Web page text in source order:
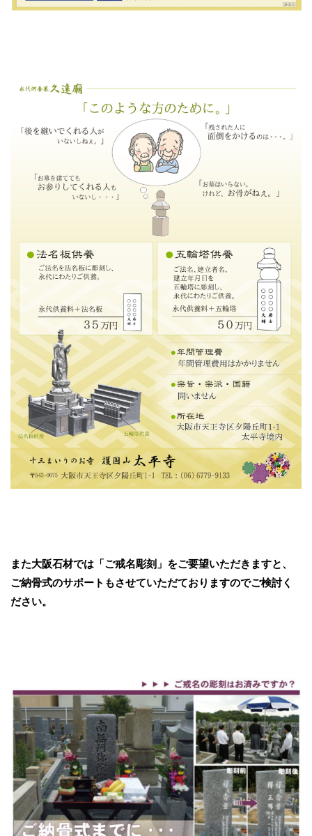
また大阪石材では「ご戒名彫刻」をご要望いただきますと、
ご納骨式のサポートもさせていただておりますのでご検討く
ださい。